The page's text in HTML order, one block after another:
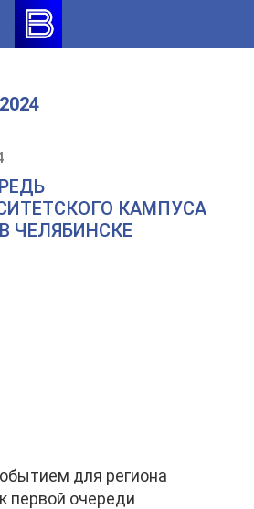
КАМПУСА
ЧЕЛЯБИНСКЕ
для региона
первой очереди